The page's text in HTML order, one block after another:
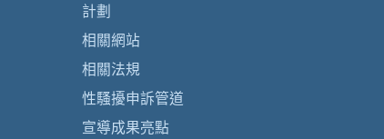
計劃
相關網站
相關法規
性騷擾申訴管道
宣導成果亮點